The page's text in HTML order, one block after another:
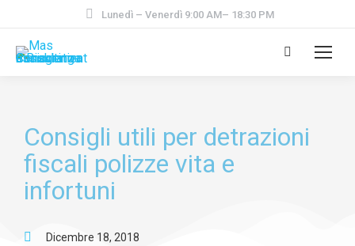
Lunedì – Venerdì 9:00 AM– 18:30 PM
Consigli utili per detrazioni
fiscali polizze vita e
infortuni
Dicembre 18, 2018